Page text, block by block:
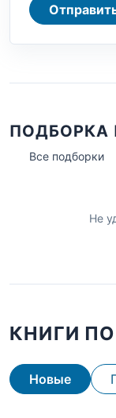
ПОДБОРКА
Все подборки
Не
КНИГИ
Новые